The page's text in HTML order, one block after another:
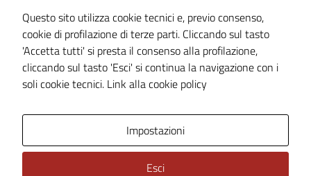
Cookie Policy
Note legali
Dichiarazione di accessibilità
Piano di miglioramento del sito
Questo sito utilizza cookie tecnici e, previo consenso,
cookie di profilazione di terze parti. Cliccando sul tasto
'Accetta tutti' si presta il consenso alla profilazione,
cliccando sul tasto 'Esci' si continua la navigazione con i
soli cookie tecnici. Link alla cookie policy
Impostazioni
Esci
Tecnici
Questi cookie
per il
funzionamento
del sito e non